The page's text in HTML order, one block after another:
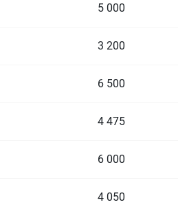
5 000
3 200
6 500
4 475
6 000
4 050